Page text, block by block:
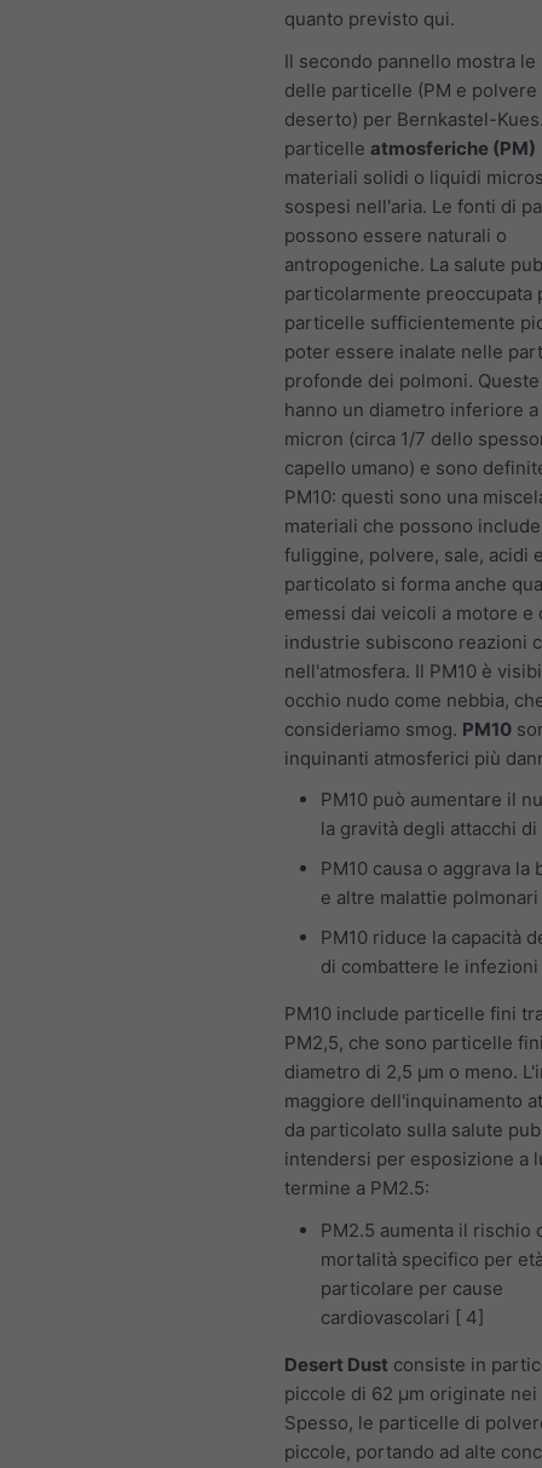
quanto previsto qui.
Il secondo pannello mostra
delle particelle (PM e polvere
deserto) per Bernkastel-
particelle atmosferiche (PM)
materiali solidi o liquidi
sospesi nell'aria. Le fonti di
possono essere naturali o
antropogeniche. La salute
particolarmente preoccupata
particelle sufficientemente
poter essere inalate nelle
profonde dei polmoni.
hanno un diametro inferiore a
micron (circa 1/7 dello
capello umano) e sono
PM10: questi sono una
materiali che possono
fuliggine, polvere, sale, acidi
particolato si forma anche
emessi dai veicoli a motore e
industrie subiscono reazioni
nell'atmosfera. Il PM10 è
occhio nudo come nebbia,
consideriamo smog. PM10
inquinanti atmosferici più
PM10 può aumentare il
la gravità degli attacchi di
PM10 causa o aggrava la
e altre malattie polmonari
PM10 riduce la capacità
di combattere le infezioni
PM10 include particelle fini
PM2,5, che sono particelle
diametro di 2,5 μm o meno.
maggiore dell'inquinamento
da particolato sulla salute
intendersi per esposizione a
termine a PM2.5:
PM2.5 aumenta il rischio
mortalità specifico per
particolare per cause
cardiovascolari [ 4]
Desert Dust consiste in
piccole di 62 μm originate
Spesso, le particelle di
piccole, portando ad alte